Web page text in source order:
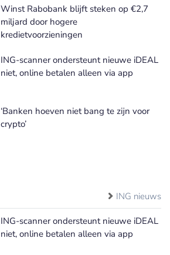
Winst Rabobank blijft steken op €2,7
miljard door hogere
kredietvoorzieningen
ING-scanner ondersteunt nieuwe iDEAL
niet, online betalen alleen via app
‘Banken hoeven niet bang te zijn voor
crypto’
ING nieuws
ING-scanner ondersteunt nieuwe iDEAL
niet, online betalen alleen via app